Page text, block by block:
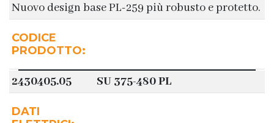
Nuovo design base PL-259 più robusto e protetto.
CODICE
PRODOTTO:
2430405.05 SU 375-480 PL
DATI